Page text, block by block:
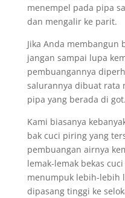
menempel pada pipa
dan mengalir ke parit.
Jika Anda membangun
jangan sampai lupa
pembuangannya
salurannya dibuat rata
pipa yang berada di got.
Kami biasanya
bak cuci piring yang
pembuangan airnya
lemak-lemak bekas
menumpuk lebih-lebih
dipasang tinggi ke